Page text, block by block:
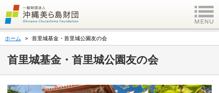
ホーム 首里城基金・首里城公園友の会
首里城基金・首里城公園友の会